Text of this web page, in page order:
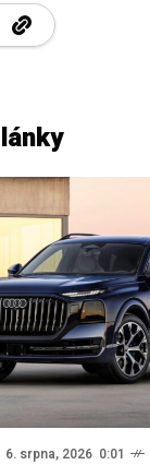
6. srpna, 2026 0:01